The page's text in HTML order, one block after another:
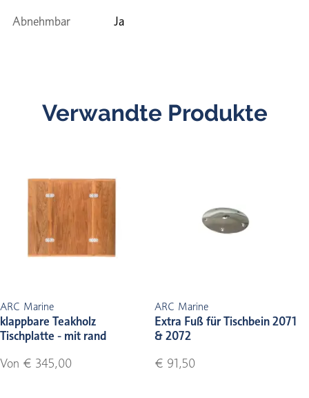
Abnehmbar Ja
Verwandte Produkte
ARC Marine
klappbare Teakholz
Tischplatte - mit rand
Von € 345,00
ARC Marine
Extra Fuß für Tischbein 2071
& 2072
€ 91,50